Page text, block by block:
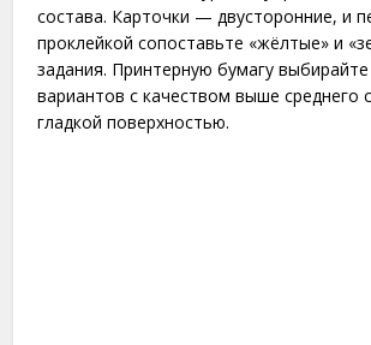
состава. Карточки — двусторонние, и
проклейкой сопоставьте «жёлтые» и
задания. Принтерную бумагу выбирайте
вариантов с качеством выше среднего
гладкой поверхностью.